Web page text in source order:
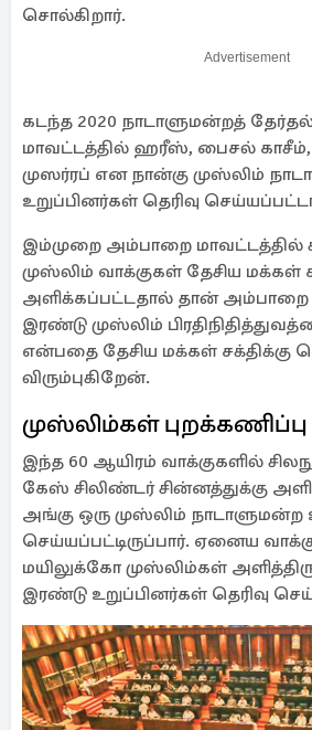
சொல்கிறார்.
Advertisement
கடந்த 2020 நாடாளுமன்றத்
மாவட்டத்தில் ஹரீஸ், பைசல் காசீம்,
முஸர்ரப் என நான்கு முஸ்லிம்
உறுப்பினர்கள் தெரிவு
இம்முறை அம்பாறை மாவட்டத்தில்
முஸ்லிம் வாக்குகள் தேசிய மக்கள்
அளிக்கப்பட்டதால் தான்
இரண்டு முஸ்லிம்
என்பதை தேசிய மக்கள் சக்திக்கு
விரும்புகிறேன்.
முஸ்லிம்கள் புறக்கணிப்பு
இந்த 60 ஆயிரம் வாக்குகளில்
கேஸ் சிலிண்டர் சின்னத்துக்கு
அங்கு ஒரு முஸ்லிம் நாடாளுமன்ற
செய்யப்பட்டிருப்பார். ஏனைய
மயிலுக்கோ முஸ்லிம்கள்
இரண்டு உறுப்பினர்கள் தெரிவு